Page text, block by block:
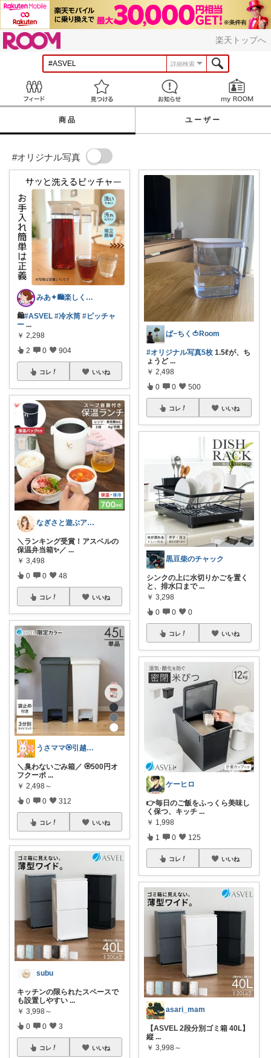
楽天トップへ
詳細検索
見つける お知らせ
商品 ユーザー
#オリジナル写真
みあ✦🛍️楽しくお買い物
🛍️#ASVEL #冷水筒 #ピッチャ
ー ...
￥ 2,298
2 0 904
コレ いいね
なぎさと遊ぶアウトドア🌊🏕️
＼ランキング受賞！アスベルの
保温弁当箱✨／ ...
￥ 3,498
0 0 48
コレ いいね
うさママ🏵️引越ギフト&ごみ箱＆収納
＼臭わないごみ箱／ 🏵️500円オ
フクーポ ...
￥ 2,498～
0 0 312
コレ いいね
subu
キッチンの限られたスペースで
も設置しやすい ...
￥ 3,998～
0 0 3
コレ いいね
ぱ−ちく🍅Room
#オリジナル写真5枚 1.5ℓが、ち
ょうど ...
￥ 2,498
0 0 500
コレ いいね
黒豆柴のチャック
シンクの上に水切りかごを置く
と、排水口まで ...
￥ 3,298
0 0 0
コレ いいね
ケーヒロ
👉毎日のご飯をふっくら美味し
く保つ、キッチ ...
￥ 1,998
1 0 125
コレ いいね
asari_mam
【ASVEL 2段分別ゴミ箱 40L】
縦 ...
￥ 3,998～